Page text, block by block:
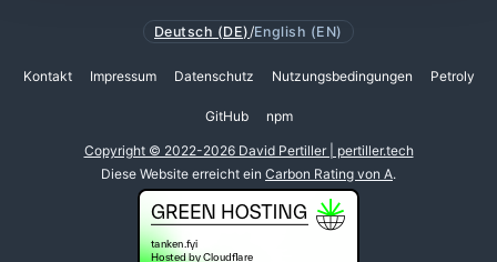
Deutsch (DE) /English (EN)
Kontakt Impressum Datenschutz Nutzungsbedingungen Petroly
GitHub npm
Copyright © 2022-2026 David Pertiller | pertiller.tech
Diese Website erreicht ein Carbon Rating von A.